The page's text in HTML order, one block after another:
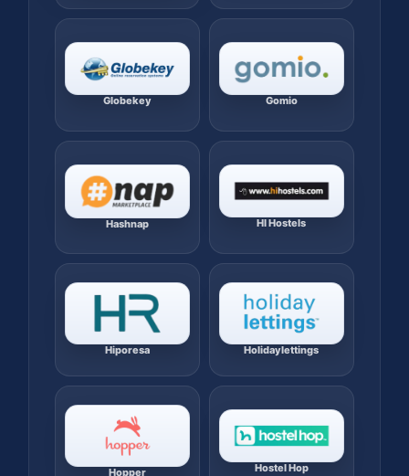
Globekey Gomio
Hashnap HI Hostels
Hiporesa Holidaylettings
Hopper Hostel Hop